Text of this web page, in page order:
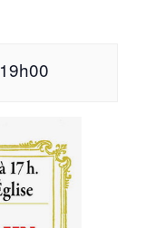
19h00